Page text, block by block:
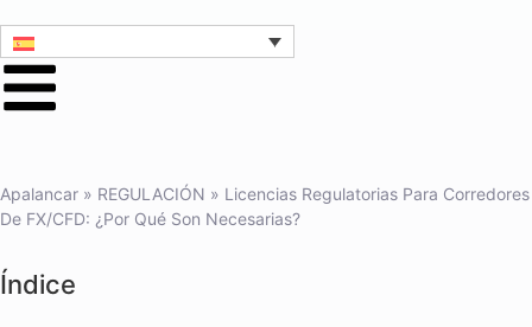
Apalancar » REGULACIÓN » Licencias Regulatorias Para Corredores
De FX/CFD: ¿Por Qué Son Necesarias?
Índice